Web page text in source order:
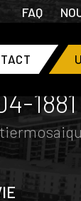
FAQ
1881